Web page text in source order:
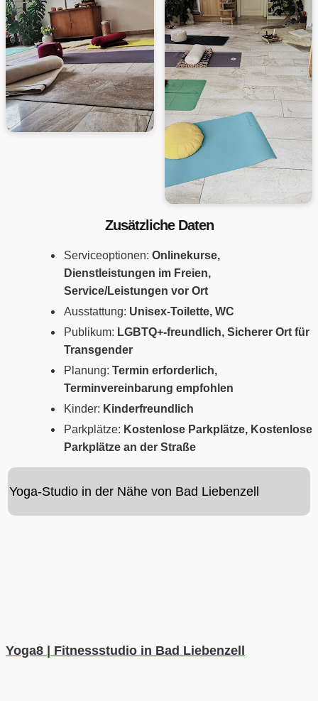
Zusätzliche Daten
Serviceoptionen: Onlinekurse,
Dienstleistungen im Freien,
Service/Leistungen vor Ort
Ausstattung: Unisex-Toilette, WC
Publikum: LGBTQ+-freundlich, Sicherer Ort für
Transgender
Planung: Termin erforderlich,
Terminvereinbarung empfohlen
Kinder: Kinderfreundlich
Parkplätze: Kostenlose Parkplätze, Kostenlose
Parkplätze an der Straße
Yoga-Studio in der Nähe von Bad Liebenzell
Yoga8 | Fitnessstudio in Bad Liebenzell